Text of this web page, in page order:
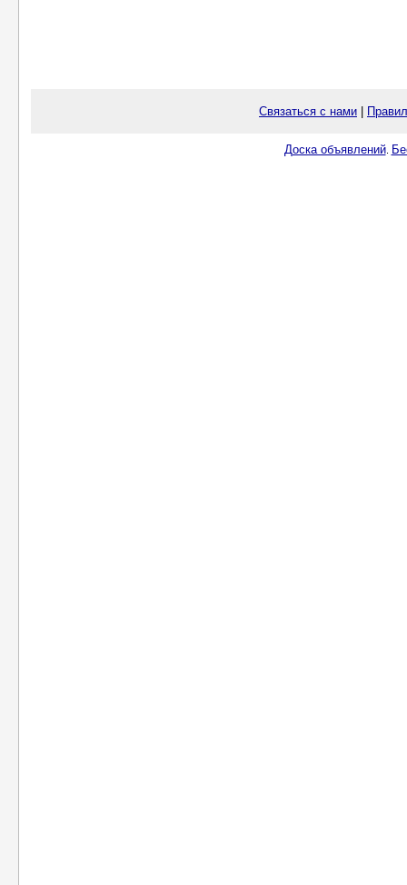
Связаться с нами
Доска объявлений.